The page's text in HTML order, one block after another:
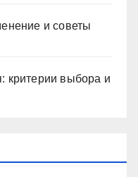
и советы
критерии выбора и